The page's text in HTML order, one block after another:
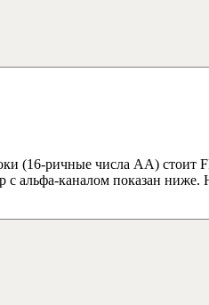
(16-ричные числа AA) стоит
с альфа-каналом показан